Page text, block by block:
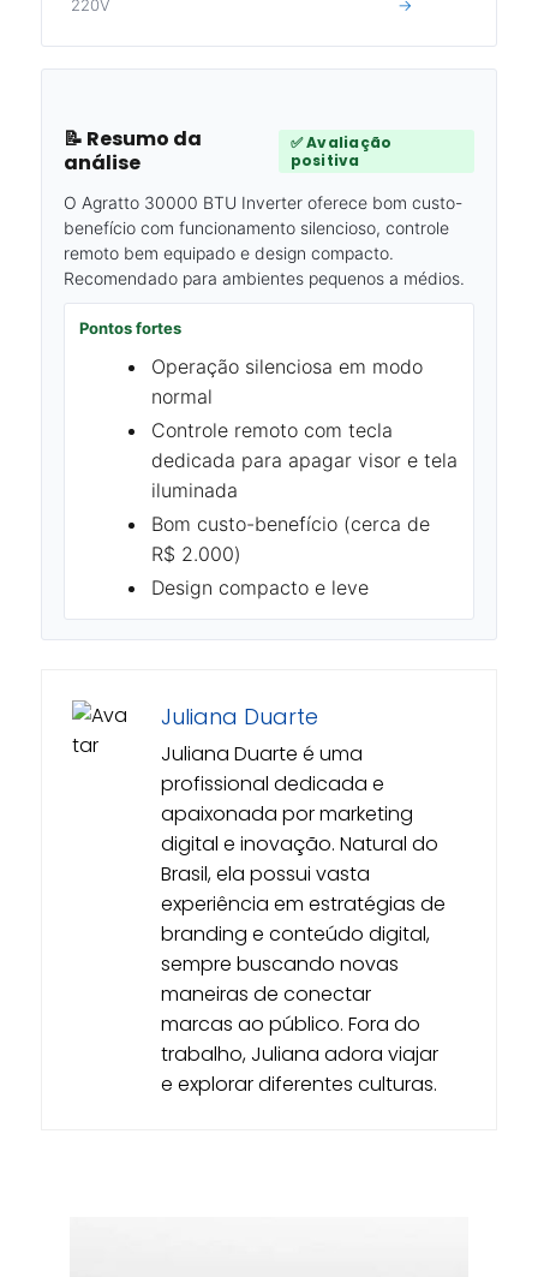
220V →
📝 Resumo da
análise
✅ Avaliação
positiva
O Agratto 30000 BTU Inverter oferece bom custo-
benefício com funcionamento silencioso, controle
remoto bem equipado e design compacto.
Recomendado para ambientes pequenos a médios.
Pontos fortes
Operação silenciosa em modo
normal
Controle remoto com tecla
dedicada para apagar visor e tela
iluminada
Bom custo-benefício (cerca de
R$ 2.000)
Design compacto e leve
Juliana Duarte
Juliana Duarte é uma
profissional dedicada e
apaixonada por marketing
digital e inovação. Natural do
Brasil, ela possui vasta
experiência em estratégias de
branding e conteúdo digital,
sempre buscando novas
maneiras de conectar
marcas ao público. Fora do
trabalho, Juliana adora viajar
e explorar diferentes culturas.